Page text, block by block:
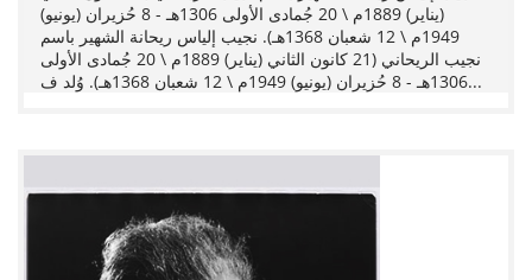
(يناير) 1889م \ 20 جُمادى الأولى 1306هـ - 8 حُزيران (يونيو)
1949م \ 12 شعبان 1368هـ). نجيب إلياس ريحانة الشهير باسم
نجيب الريحاني (21 كانون الثاني (يناير) 1889م \ 20 جُمادى الأولى
1306هـ - 8 حُزيران (يونيو) 1949م \ 12 شعبان 1368هـ). وُلد ف...